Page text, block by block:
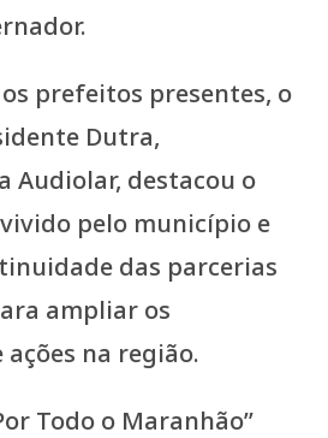
prefeitos presentes, o
Dutra,
Audiolar, destacou o
pelo município e
das parcerias
ampliar os
na região.
Todo o Maranhão”